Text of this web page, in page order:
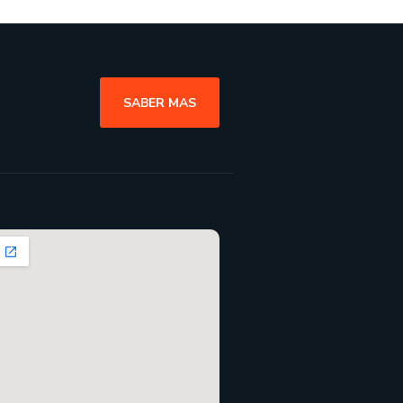
SABER MAS